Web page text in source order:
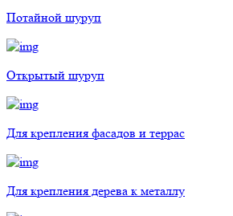
Потайной шуруп
Открытый шуруп
Для крепления фасадов и террас
Для крепления дерева к металлу